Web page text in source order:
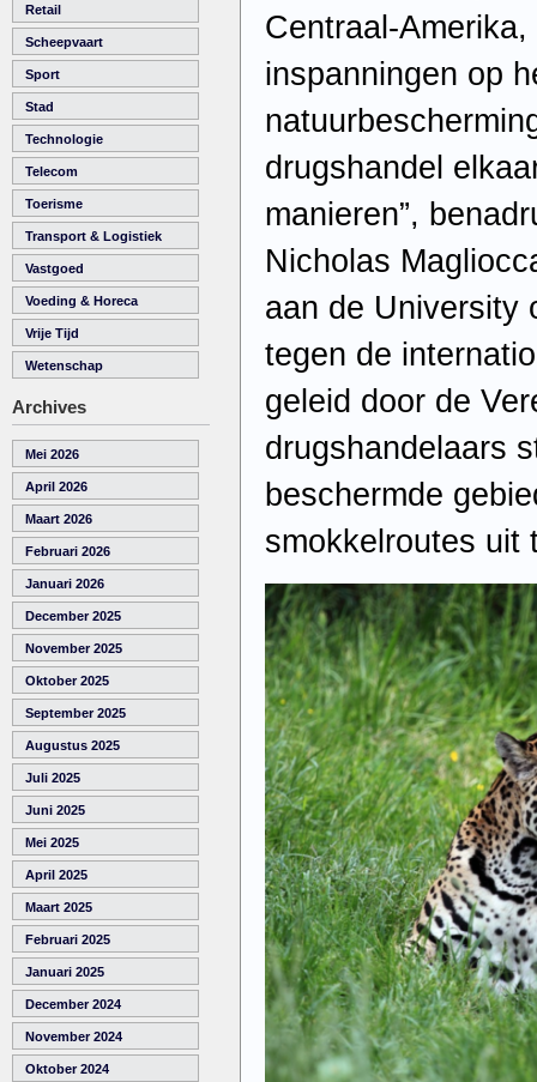
Retail
Scheepvaart
Sport
Stad
Technologie
Telecom
Toerisme
Transport & Logistiek
Vastgoed
Voeding & Horeca
Vrije Tijd
Wetenschap
Archives
Mei 2026
April 2026
Maart 2026
Februari 2026
Januari 2026
December 2025
November 2025
Oktober 2025
September 2025
Augustus 2025
Juli 2025
Juni 2025
Mei 2025
April 2025
Maart 2025
Februari 2025
Januari 2025
December 2024
November 2024
Oktober 2024
Centraal-
inspanningen op
drugshandel
manieren”,
Nicholas
aan de University
tegen de
geleid door de
drugshandelaars
beschermde
smokkelroutes uit